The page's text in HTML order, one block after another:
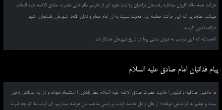
حرکت همه ساله کاروان صادقیه رفسنجان (راهیان ولایت) جلوه ای از تکریم مقام عالی حضرت صادق الائمه علیه السلام
میباشد. مفتخریم که این حرکت حماسه ابراز محبت نسبت به آن امام همام و نشان افتخار شهرمان رفسنجان ؛ شهر
دارالصادقیون گردید.
الحمدالله که این مراسم به عنوان سنتی پویا در تاریخ شهرمان ماندگار شد.
پیام فدائیان امام صادق علیه السلام
ما خادمین صادقیه با شنیدن احادیث حضرت صادق الائمه علیه السلام عطر یادش را استشمام نموده و دل به عنایاتش دخیل
بسته و چشم به کراماتش دوخته ؛ از جان و دل خدمت ارباب و رئیس مذهب مان عرضه میداریم، ای ارباب ما اگر چه قبرت